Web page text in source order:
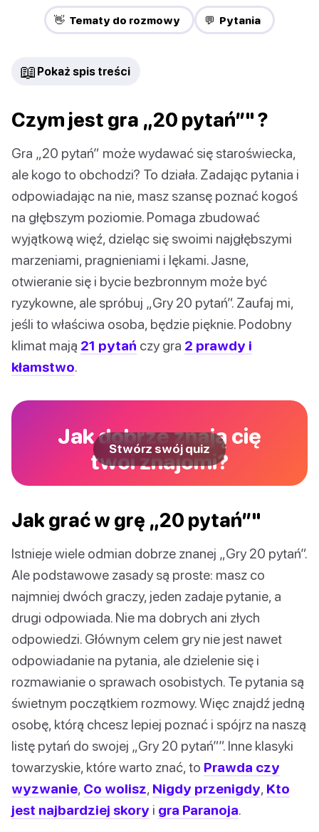
👋 Tematy do rozmowy 💬 Pytania
📖 Pokaż spis treści
Czym jest gra „20 pytań”" ?
Gra „20 pytań” może wydawać się staroświecka,
ale kogo to obchodzi? To działa. Zadając pytania i
odpowiadając na nie, masz szansę poznać kogoś
na głębszym poziomie. Pomaga zbudować
wyjątkową więź, dzieląc się swoimi najgłębszymi
marzeniami, pragnieniami i lękami. Jasne,
otwieranie się i bycie bezbronnym może być
ryzykowne, ale spróbuj „Gry 20 pytań”. Zaufaj mi,
jeśli to właściwa osoba, będzie pięknie. Podobny
klimat mają 21 pytań czy gra 2 prawdy i
kłamstwo.
Jak dobrze znają cię
twoi znajomi?
Stwórz swój quiz
Jak grać w grę „20 pytań”"
Istnieje wiele odmian dobrze znanej „Gry 20 pytań”.
Ale podstawowe zasady są proste: masz co
najmniej dwóch graczy, jeden zadaje pytanie, a
drugi odpowiada. Nie ma dobrych ani złych
odpowiedzi. Głównym celem gry nie jest nawet
odpowiadanie na pytania, ale dzielenie się i
rozmawianie o sprawach osobistych. Te pytania są
świetnym początkiem rozmowy. Więc znajdź jedną
osobę, którą chcesz lepiej poznać i spójrz na naszą
listę pytań do swojej „Gry 20 pytań””. Inne klasyki
towarzyskie, które warto znać, to Prawda czy
wyzwanie, Co wolisz, Nigdy przenigdy, Kto
jest najbardziej skory i gra Paranoja.